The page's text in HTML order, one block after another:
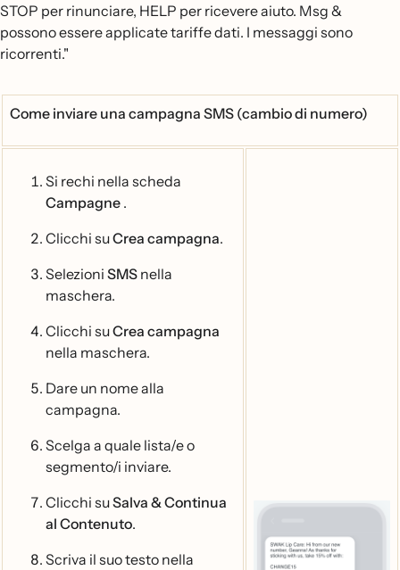
STOP per rinunciare, HELP per ricevere aiuto. Msg &
possono essere applicate tariffe dati. I messaggi sono
ricorrenti."
Come inviare una campagna SMS (cambio di numero)
Si rechi nella scheda
Campagne .
Clicchi suCrea campagna.
Selezioni SMS nella
maschera.
Clicchi suCrea campagna
nella maschera.
Dare un nome alla
campagna.
Scelga a quale lista/e o
segmento/i inviare.
Clicchi suSalva & Continua
al Contenuto.
Scriva il suo testo nella